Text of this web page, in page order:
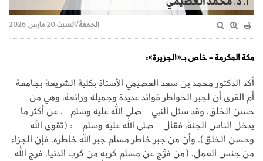
الجمعة/السبت 20 مارس 2026
مكة المكرمة - خاص بـ«الجزيرة»:
أكد الدكتور محمد بن سعد العصيمي الأستاذ بكلية الشريعة بجامعة
أم القرى أن لجبر الخواطر فوائد عديدة وجميلة ورائعة، وهي من
حسن الخلق، وقد سئل النبي - صلى الله عليه وسلم -، عن أكثر ما
يدخل الناس الجنة، فقال - صلى الله عليه وسلم - : (تقوى الله
وحسن الخلق)، وأن من جبر خاطر مسلم جبر الله خاطره، فإن الجزاء
من جنس العمل، (من فرَّج عن مسلم كربة من كرب الدنيا، فرج الله